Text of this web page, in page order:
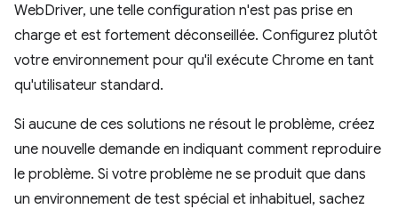
WebDriver, une telle configuration n'est pas prise en
charge et est fortement déconseillée. Configurez plutôt
votre environnement pour qu'il exécute Chrome en tant
qu'utilisateur standard.
Si aucune de ces solutions ne résout le problème, créez
une nouvelle demande en indiquant comment reproduire
le problème. Si votre problème ne se produit que dans
un environnement de test spécial et inhabituel, sachez